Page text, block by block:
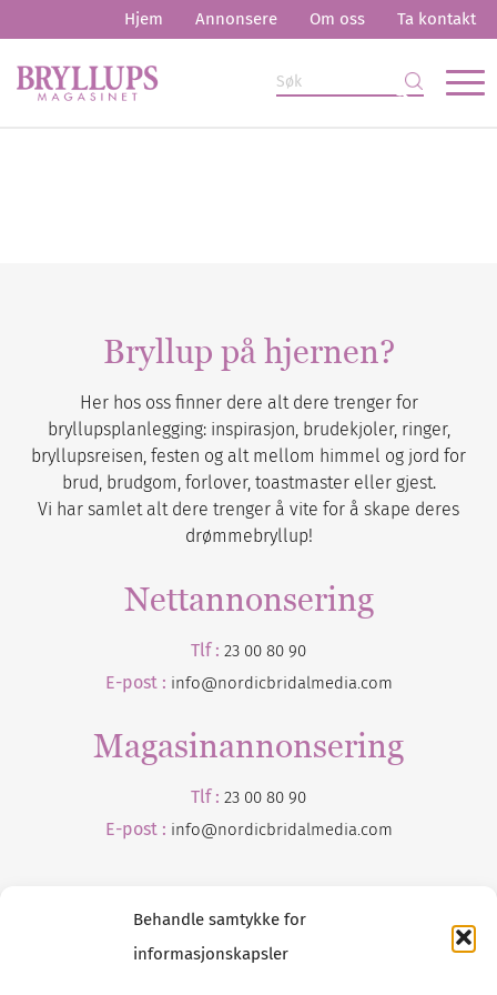
Behandle samtykke for
informasjonskapsler
Hjem Annonsere Om oss Ta kontakt
Bryllup på hjernen?
Her hos oss finner dere alt dere trenger for
bryllupsplanlegging: inspirasjon, brudekjoler, ringer,
bryllupsreisen, festen og alt mellom himmel og jord for
brud, brudgom, forlover, toastmaster eller gjest.
Vi har samlet alt dere trenger å vite for å skape deres
drømmebryllup!
Nettannonsering
Tlf : 23 00 80 90
E-post : info@nordicbridalmedia.com
Magasinannonsering
Tlf : 23 00 80 90
E-post : info@nordicbridalmedia.com